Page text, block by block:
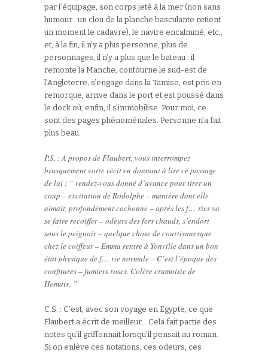
par l’équipage, son corps jeté à la mer (non sans
humour : un clou de la planche basculante retient
un moment le cadavre), le navire encalminé, etc.,
et, à la fin, il n’y a plus personne, plus de
personnages, il n’y a plus que le bateau : il
remonte la Manche, contourne le sud-est de
l’Angleterre, s’engage dans la Tamise, est pris en
remorque, arrive dans le port et est poussé dans
le dock où, enfin, il s’immobilise. Pour moi, ce
sont des pages phénoménales. Personne n’a fait
plus beau.
P.S. : A propos de Flaubert, vous interrompez
brusquement votre récit en donnant à lire ce passage
de lui : “ rendez-vous donné d’avance pour tirer un
coup – excitation de Rodolphe – manière dont elle
aimait, profondément cochonne – après les f… ries va
se faire recoiffer – odeurs des fers chauds, s’endort
sous le peignoir – quelque chose de courtisanesque
chez le coiffeur – Emma rentre à Yonville dans un bon
état physique de f… rie normale – C’est l’époque des
confitures – fumiers roses. Colère cramoisie de
Homais. ”
C.S. : C’est, avec son voyage en Egypte, ce que
Flaubert a écrit de meilleur… Cela fait partie des
notes qu’il griffonnait lorsqu’il pensait au roman.
Si on enlève ces notations, ces odeurs, ces